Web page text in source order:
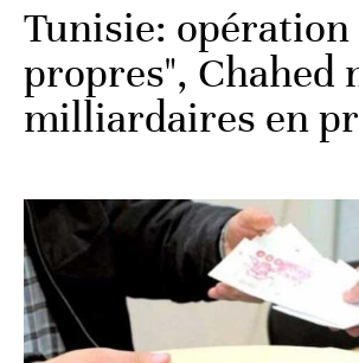
Tunisie:
propres", Chahed
milliardaires en